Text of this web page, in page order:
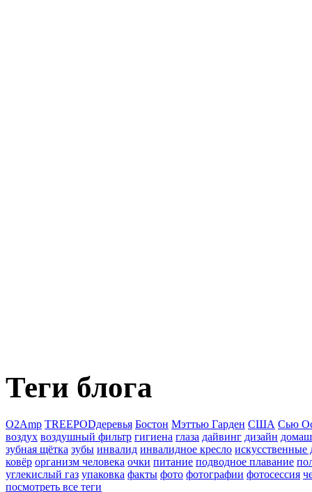
Теги блога
O2Amp TREEPODдеревья Бостон Мэттью Гарден США Сью
воздух воздушный фильтр гигиена глаза дайвинг дизайн
зубная щётка зубы инвалид инвалидное кресло искусственные
ковёр организм человека очки питание подводное плавание
углекислый газ упаковка факты фото фотографии фотосессия
посмотреть все теги